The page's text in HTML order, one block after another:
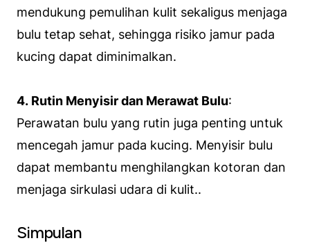
mendukung pemulihan kulit sekaligus menjaga
bulu tetap sehat, sehingga risiko jamur pada
kucing dapat diminimalkan.
4. Rutin Menyisir dan Merawat Bulu:
Perawatan bulu yang rutin juga penting untuk
mencegah jamur pada kucing. Menyisir bulu
dapat membantu menghilangkan kotoran dan
menjaga sirkulasi udara di kulit..
Simpulan